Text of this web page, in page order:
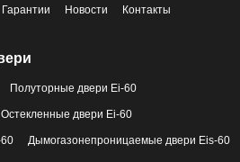
Гарантии Новости Контакты
Полуторные двери Ei-60
Остекленные двери Ei-60
Дымогазонепроницаемые двери Eis-60